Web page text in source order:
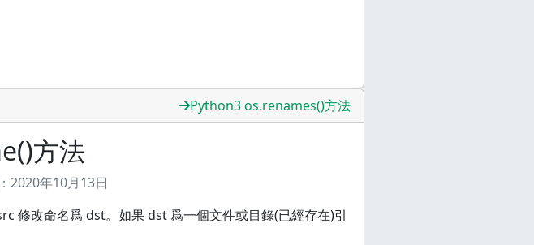
Python3 os.renames()方法
方法
2020年10月13日
修改命名爲 dst。如果 dst 爲一個文件或目錄(已經存在)引